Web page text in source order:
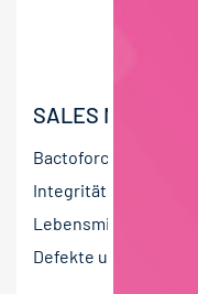
SALES
Bactoforce ist der
Integritätsprüfungen
Defekte und...